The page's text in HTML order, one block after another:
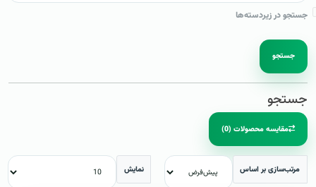
جستجو در زیردسته‌ها
جستجو
جستجو
مقایسه محصولات (0)
مرتب‌سازی بر اساس نمایش